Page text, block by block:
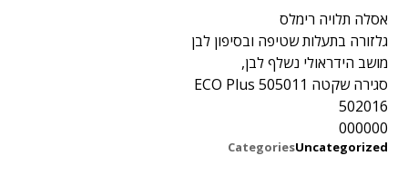
אסלה‭ ‬תלויה‭ ‬רימלס
גלזורה‭ ‬בתעלות‭ ‬שטיפה‭ ‬ובסיפון לבן
מושב‭ ‬הידראולי‭ ‬נשלף‭ ‬לבן‭,‬
סגירה שקטה 505011 ECO Plus
502016
000000
CategoriesUncategorized